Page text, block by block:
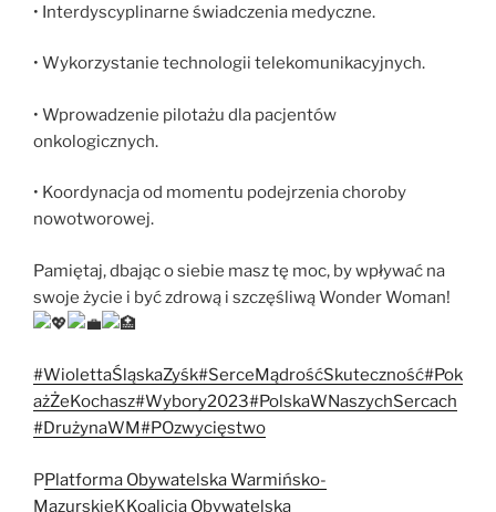
• Interdyscyplinarne świadczenia medyczne.
• Wykorzystanie technologii telekomunikacyjnych.
• Wprowadzenie pilotażu dla pacjentów
onkologicznych.
• Koordynacja od momentu podejrzenia choroby
nowotworowej.
Pamiętaj, dbając o siebie masz tę moc, by wpływać na
swoje życie i być zdrową i szczęśliwą Wonder Woman!
#WiolettaŚląskaZyśk#SerceMądrośćSkuteczność#Pok
ażŻeKochasz#Wybory2023#PolskaWNaszychSercach
#DrużynaWM#POzwycięstwo
PPlatforma Obywatelska Warmińsko-
MazurskieKKoalicja Obywatelska